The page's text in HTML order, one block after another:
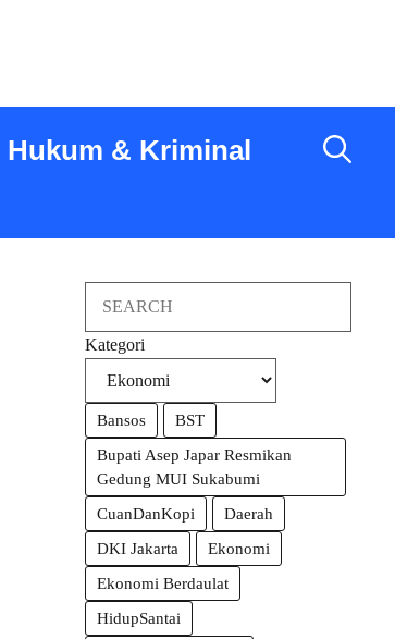
Hukum & Kriminal
Kategori
Bansos
BST
Bupati Asep Japar Resmikan
Gedung MUI Sukabumi
CuanDanKopi
Daerah
DKI Jakarta
Ekonomi
Ekonomi Berdaulat
HidupSantai